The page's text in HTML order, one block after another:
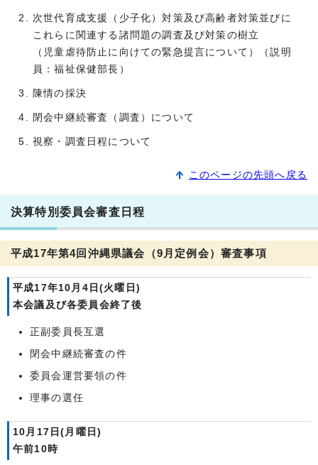
次世代育成支援（少子化）対策及び高齢者対策並びに
これらに関連する諸問題の調査及び対策の樹立
（児童虐待防止に向けての緊急提言について）（説明
員：福祉保健部長）
陳情の採決
閉会中継続審査（調査）について
視察・調査日程について
このページの先頭へ戻る
決算特別委員会審査日程
平成17年第4回沖縄県議会（9月定例会）審査事項
平成17年10月4日(火曜日)
本会議及び各委員会終了後
正副委員長互選
閉会中継続審査の件
委員会運営要領の件
理事の選任
10月17日(月曜日)
午前10時